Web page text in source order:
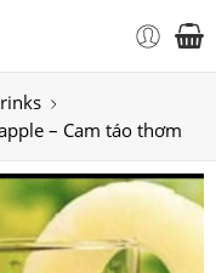
– Cam táo thơm